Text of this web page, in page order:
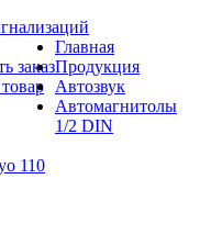
заказ
Главная
Продукция
Автозвук
Автомагнитолы
1/2 DIN